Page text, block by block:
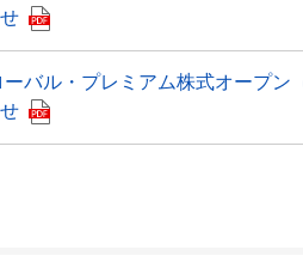
ーバル・プレミアム株式オープ